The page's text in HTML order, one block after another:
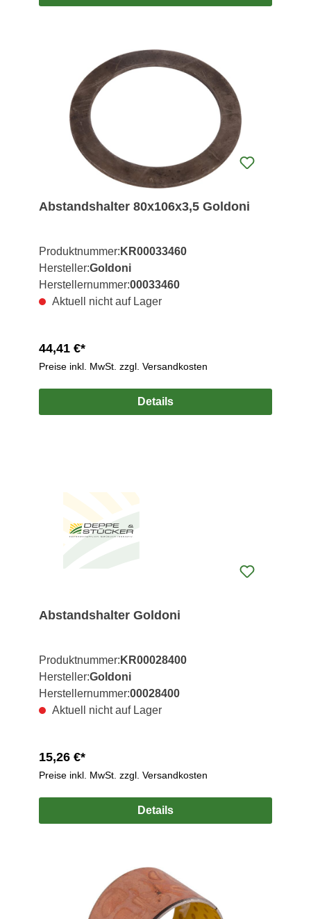
Abstandshalter 80x106x3,5 Goldoni
Produktnummer: KR00033460
Hersteller:Goldoni
Herstellernummer:00033460
Aktuell nicht auf Lager
44,41 €*
Preise inkl. MwSt. zzgl. Versandkosten
Details
Abstandshalter Goldoni
Produktnummer: KR00028400
Hersteller:Goldoni
Herstellernummer:00028400
Aktuell nicht auf Lager
15,26 €*
Preise inkl. MwSt. zzgl. Versandkosten
Details